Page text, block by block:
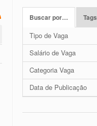
Buscar por… Tags
Tipo de Vaga
Salário de Vaga
Categoria Vaga
Data de Publicação